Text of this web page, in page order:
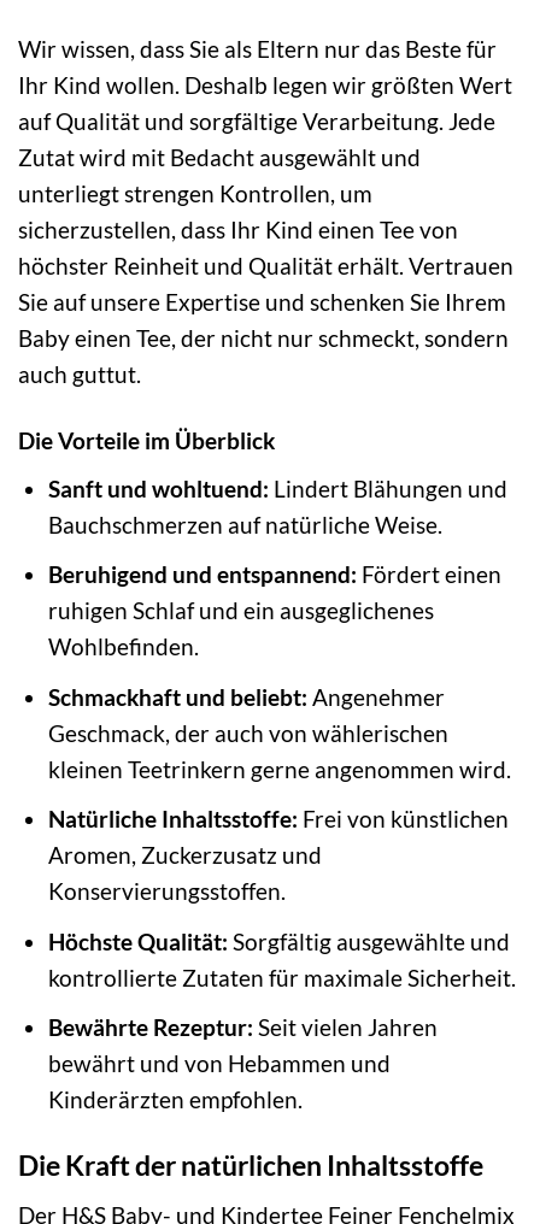
Wir wissen, dass Sie als Eltern nur das Beste für
Ihr Kind wollen. Deshalb legen wir größten Wert
auf Qualität und sorgfältige Verarbeitung. Jede
Zutat wird mit Bedacht ausgewählt und
unterliegt strengen Kontrollen, um
sicherzustellen, dass Ihr Kind einen Tee von
höchster Reinheit und Qualität erhält. Vertrauen
Sie auf unsere Expertise und schenken Sie Ihrem
Baby einen Tee, der nicht nur schmeckt, sondern
auch guttut.
Die Vorteile im Überblick
Sanft und wohltuend: Lindert Blähungen und
Bauchschmerzen auf natürliche Weise.
Beruhigend und entspannend: Fördert einen
ruhigen Schlaf und ein ausgeglichenes
Wohlbefinden.
Schmackhaft und beliebt: Angenehmer
Geschmack, der auch von wählerischen
kleinen Teetrinkern gerne angenommen wird.
Natürliche Inhaltsstoffe: Frei von künstlichen
Aromen, Zuckerzusatz und
Konservierungsstoffen.
Höchste Qualität: Sorgfältig ausgewählte und
kontrollierte Zutaten für maximale Sicherheit.
Bewährte Rezeptur: Seit vielen Jahren
bewährt und von Hebammen und
Kinderärzten empfohlen.
Die Kraft der natürlichen Inhaltsstoffe
Der H&S Baby- und Kindertee Feiner Fenchelmix